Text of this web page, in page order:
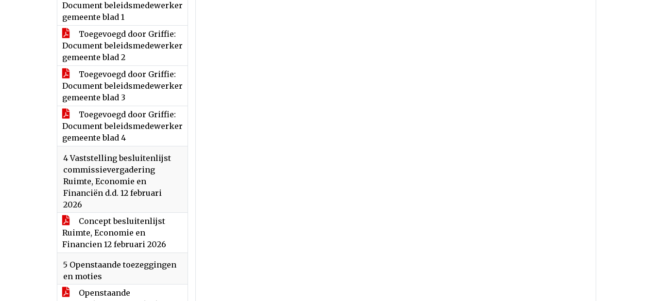
Document beleidsmedewerker
gemeente blad 1
Toegevoegd door Griffie:
Document beleidsmedewerker
gemeente blad 2
Toegevoegd door Griffie:
Document beleidsmedewerker
gemeente blad 3
Toegevoegd door Griffie:
Document beleidsmedewerker
gemeente blad 4
4 Vaststelling besluitenlijst
commissievergadering
Ruimte, Economie en
Financiën d.d. 12 februari
2026
Concept besluitenlijst
Ruimte, Economie en
Financien 12 februari 2026
5 Openstaande toezeggingen
en moties
Openstaande